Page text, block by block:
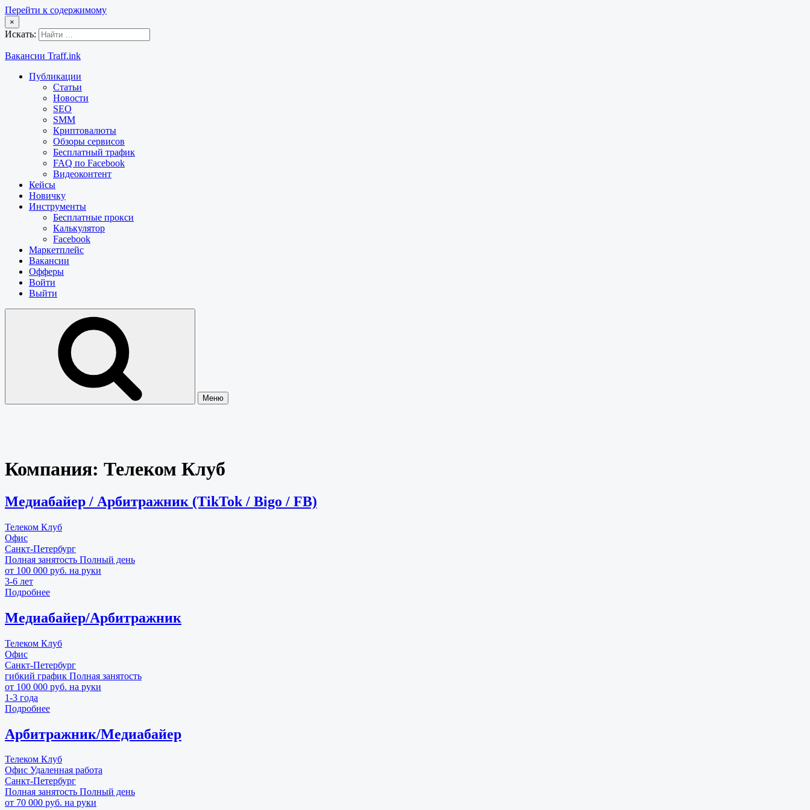
Перейти к содержимому
×
Искать:
Вакансии Traff.ink
Публикации
Статьи
Новости
SEO
SMM
Криптовалюты
Обзоры сервисов
Бесплатный трафик
FAQ по Facebook
Видеоконтент
Кейсы
Новичку
Инструменты
Бесплатные прокси
Калькулятор
Facebook
Маркетплейс
Вакансии
Офферы
Войти
Выйти
Меню
Компания: Телеком Клуб
Медиабайер / Арбитражник (TikTok / Bigo / FB)
Телеком Клуб
Офис
Санкт-Петербург
Полная занятость Полный день
от 100 000 руб. на руки
3-6 лет
Подробнее
Медиабайер/Арбитражник
Телеком Клуб
Офис
Санкт-Петербург
гибкий график Полная занятость
от 100 000 руб. на руки
1-3 года
Подробнее
Арбитражник/Медиабайер
Телеком Клуб
Офис Удаленная работа
Санкт-Петербург
Полная занятость Полный день
от 70 000 руб. на руки